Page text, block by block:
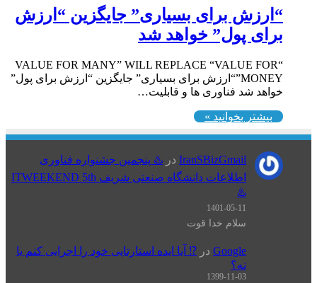
“ارزش برای بسیاری” جایگزین “ارزش
برای پول” خواهد شد
“VALUE FOR MANY” WILL REPLACE “VALUE FOR
MONEY”“ارزش برای بسیاری” جایگزین “ارزش برای پول”
خواهد شد فناوری ها و قابلیت…
بیشتر بخوانید »
IranSBizGmail در ♨️ پنجمین جشنواره فناوری
اطلاعات دانشگاه صنعتی شریف ITWEEKEND 5th
♨️
1401-05-11
سلام خدا قوت
Google در ⁉️ آیا ایده استارتاپی خود را اجرایی کنم یا
نه؟
1399-11-03